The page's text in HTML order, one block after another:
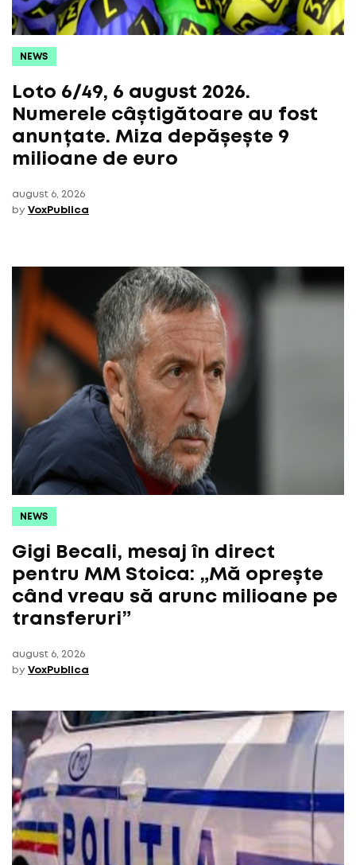
NEWS
Loto 6/49, 6 august 2026.
Numerele câștigătoare au fost
anunțate. Miza depășește 9
milioane de euro
august 6, 2026
by VoxPublica
NEWS
Gigi Becali, mesaj în direct
pentru MM Stoica: „Mă oprește
când vreau să arunc milioane pe
transferuri”
august 6, 2026
by VoxPublica